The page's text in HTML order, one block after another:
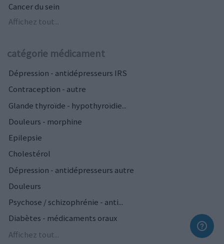
Cancer du sein
Affichez tout...
catégorie médicament
Dépression - antidépresseurs IRS
Contraception - autre
Glande thyroïde - hypothyroïdie...
Douleurs - morphine
Epilepsie
Cholestérol
Dépression - antidépresseurs autre
Douleurs
Psychose / schizophrénie - anti...
Diabètes - médicaments oraux
Affichez tout...